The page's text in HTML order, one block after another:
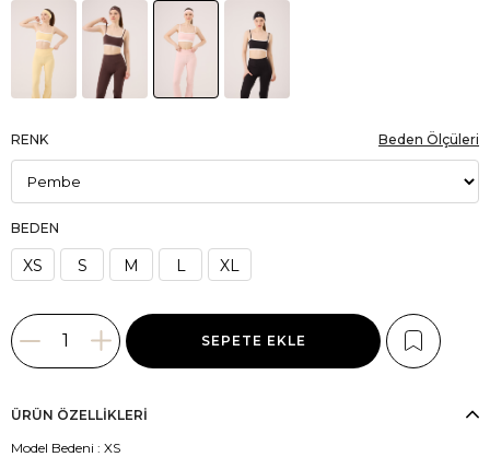
RENK
BEDEN
XS S M L XL
Beden Ölçüleri
ÜRÜN ÖZELLIKLERI
Model Bedeni : XS